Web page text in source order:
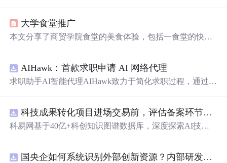
大学食堂推广
本文分享了商贸学院食堂的美食体验，包括一食堂的快
馨，是学生们的味蕾天堂。
AIHawk：首款求职申请 AI 网络代理
求职助手AI智能代理AIHawk致力于简化求职过程，通过自
科技成果转化项目进场交易前，评估备案环节需要准备哪些材料？.docx
科易网基于40亿+科创知识图谱数据库，深度探索AI技术
新领域的AI+数智化解决方案，推动科技创新与产业创新国央企如何系统识别外部创新资源？内部研发体系完善，但对外部高校、中小科技企业技术能力缺乏动态认知。.docx